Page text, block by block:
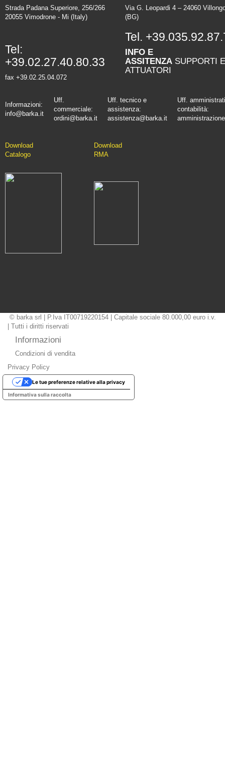
Strada Padana Superiore, 256/266
20055 Vimodrone - Mi (Italy)
Tel:
+39.02.27.40.80.33
fax +39.02.25.04.072
Via G. Leopardi 4 – 24060
(BG)
Tel.
INFO E
ASSITENZA SUPPORTI E
ATTUATORI
Informazioni:
info@barka.it
Uff.
commerciale:
ordini@barka.it
Uff. tecnico e
assistenza:
assistenza@barka.it
Uff.
contabilità:
Download
Catalogo
Download
RMA
© barka srl | P.Iva IT00719220154 | Capitale sociale 80.000,00 euro i.v.
| Tutti i diritti riservati
Informazioni
Condizioni di vendita
Privacy Policy
Informativa sulla raccolta
Le tue preferenze relative alla privacy